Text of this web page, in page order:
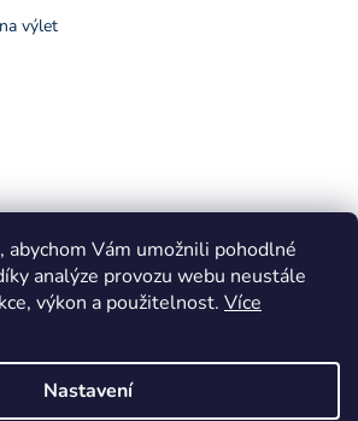
abychom Vám umožnili pohodlné
analýze provozu webu neustále
výkon a použitelnost. Více
Nastavení